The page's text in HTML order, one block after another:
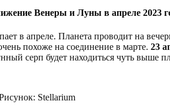
Венеры и Луны в апреле 2023
в апреле. Планета проводит на
похоже на соединение в марте. 23
серп будет находиться чуть выше
Stellarium